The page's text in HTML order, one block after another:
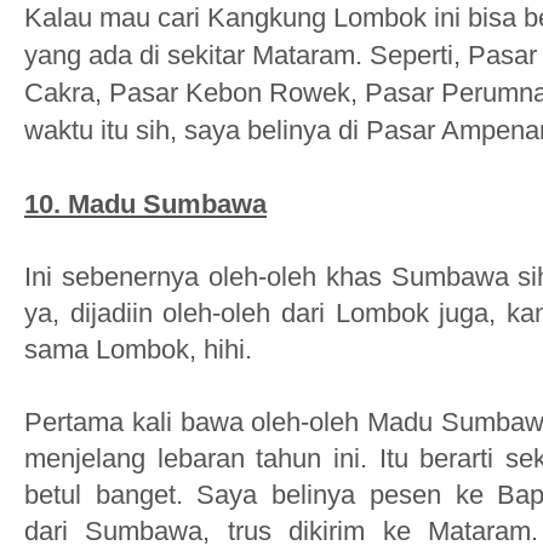
Kalau mau cari Kangkung Lombok ini bisa
yang ada di sekitar Mataram. Seperti,
Cakra, Pasar Kebon Rowek, Pasar
waktu itu sih, saya belinya di Pasar
10. Madu Sumbawa
Ini sebenernya oleh-oleh khas Sumbawa
ya, dijadiin oleh-oleh dari Lombok juga,
sama Lombok, hihi.
Pertama kali bawa oleh-oleh Madu
menjelang lebaran tahun ini. Itu berarti
betul banget. Saya belinya pesen ke
dari Sumbawa, trus dikirim ke